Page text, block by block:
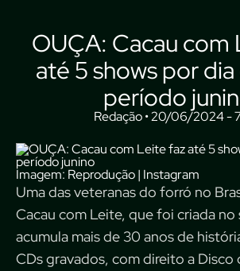
OUÇA: Cacau com
até 5 shows por
período
Redação • 20/06/2024 -
Imagem: Reprodução | Instagram
Uma das veteranas do forró no
Cacau com Leite, que foi criada no
acumula mais de 30 anos de
CDs gravados, com direito a Disco